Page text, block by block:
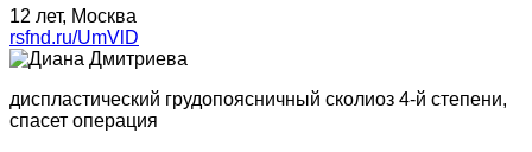
12 лет, Москва
rsfnd.ru/UmVlD
диспластический грудопоясничный сколиоз 4-й степени,
спасет операция